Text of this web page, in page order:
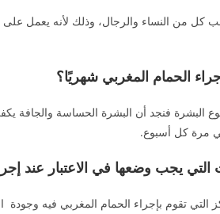
كل من النساء والرجال، وذلك لأنه يعمل على
الحمام المغربي شهريًا؟
البشرة فنجد أن البشرة الحساسة والجافة
مرة كل أسبوع.
التي يجب وضعها في الاعتبار عند
التي تقوم بإجراء الحمام المغربي فيه وجودة